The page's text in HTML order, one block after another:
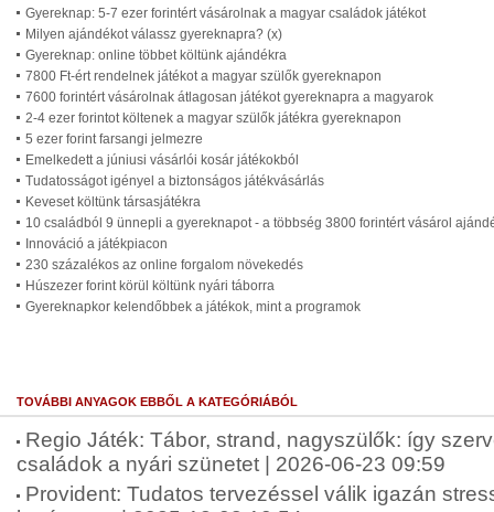
Gyereknap: 5-7 ezer forintért vásárolnak a magyar családok játékot
Milyen ajándékot válassz gyereknapra? (x)
Gyereknap: online többet költünk ajándékra
7800 Ft-ért rendelnek játékot a magyar szülők gyereknapon
7600 forintért vásárolnak átlagosan játékot gyereknapra a magyarok
2-4 ezer forintot költenek a magyar szülők játékra gyereknapon
5 ezer forint farsangi jelmezre
Emelkedett a júniusi vásárlói kosár játékokból
Tudatosságot igényel a biztonságos játékvásárlás
Keveset költünk társasjátékra
10 családból 9 ünnepli a gyereknapot - a többség 3800 forintért vásárol
Innováció a játékpiacon
230 százalékos az online forgalom növekedés
Húszezer forint körül költünk nyári táborra
Gyereknapkor kelendőbbek a játékok, mint a programok
TOVÁBBI ANYAGOK EBBŐL A KATEGÓRIÁBÓL
Regio Játék: Tábor, strand, nagyszülők: így
családok a nyári szünetet | 2026-06-23 09:59
Provident: Tudatos tervezéssel válik igazán